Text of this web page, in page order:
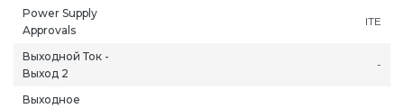
Power Supply
Approvals
ITE
Выходной Ток -
Выход 2
-
Выходное